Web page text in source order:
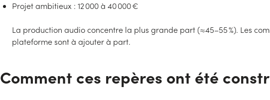
Projet ambitieux : 12 000 à 40 000 €
La production audio concentre la plus grande part (≈45–55 %). Les
plateforme sont à ajouter à part.
Comment ces repères ont été